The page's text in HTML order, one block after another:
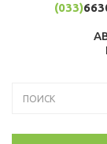
(033)